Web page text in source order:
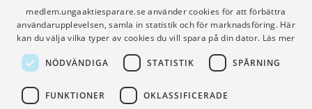
FÖR SKOLOR
Gymnasieprofilen
Ung Privatekonomi
HJÄLP
medlem.ungaaktiesparare.se använder cookies för att förbättra
användarupplevelsen, samla in statistik och för marknadsföring. Här
kan du välja vilka typer av cookies du vill spara på din dator. Läs mer
NÖDVÄNDIGA STATISTIK SPÅRNING
FUNKTIONER OKLASSIFICERADE